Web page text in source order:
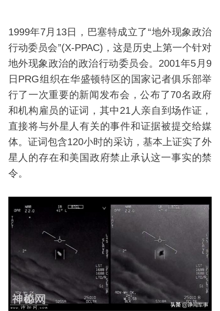
1999年7月13日，巴塞特成立了“地外现象政治
行动委员会”(X-PPAC)，这是历史
上第一个针对
地外现象政治的政治行动委员会。2001年5月9
日PRG组织在华盛顿特区的国家记者俱乐部举
行了一次重要的新闻发布会，公布了70名政府
和机构雇员的证词，其中21人亲自到场作证，
直接将与外星人有关的事件和证据被提交给媒
体。证词包含120小时的采访，基本上证实了外
星人的存在和美国政府禁止承认这一事实的禁
令。